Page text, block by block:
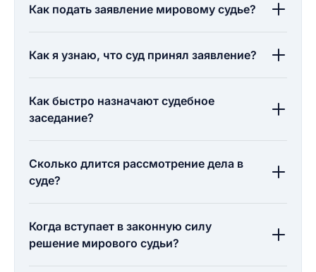
Как подать заявление мировому судье?
Как я узнаю, что суд принял заявление?
Как быстро назначают судебное
заседание?
Сколько длится рассмотрение дела в
суде?
Когда вступает в законную силу
решение мирового судьи?